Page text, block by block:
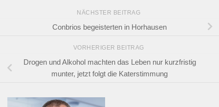
NÄCHSTER BEITRAG
Conbrios begeisterten in Horhausen
VORHERIGER BEITRAG
Drogen und Alkohol machten das Leben nur kurzfristig
munter, jetzt folgt die Katerstimmung